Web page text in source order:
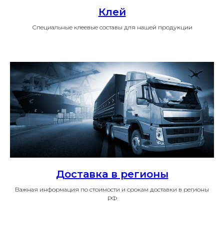
Клей
Специальные клеевые составы для нашей продукции
Доставка в регионы
Важная информация по стоимости и срокам доставки в регионы
РФ